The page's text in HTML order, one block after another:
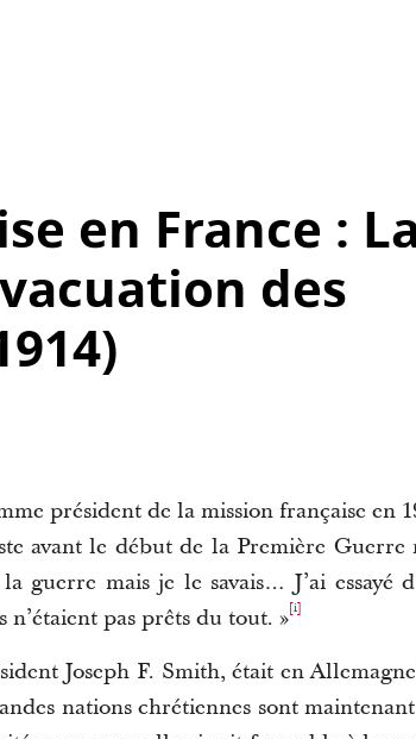
en France :
des
président de la mission française en
avant le début de la Première Guerre
guerre mais je le savais… J’ai essayé
pas prêts du tout. »[i]
Joseph F. Smith, était en
nations chrétiennes sont